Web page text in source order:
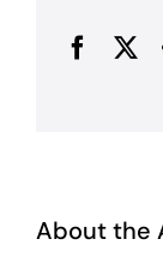
About the